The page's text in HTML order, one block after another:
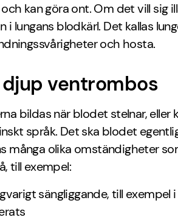
kan göra ont. Om det vill sig
i lungans blodkärl. Det kallas
och hosta.
ventrombos
bildas när blodet stelnar, eller
språk. Det ska blodet
många olika omständigheter
till exempel:
sängliggande, till